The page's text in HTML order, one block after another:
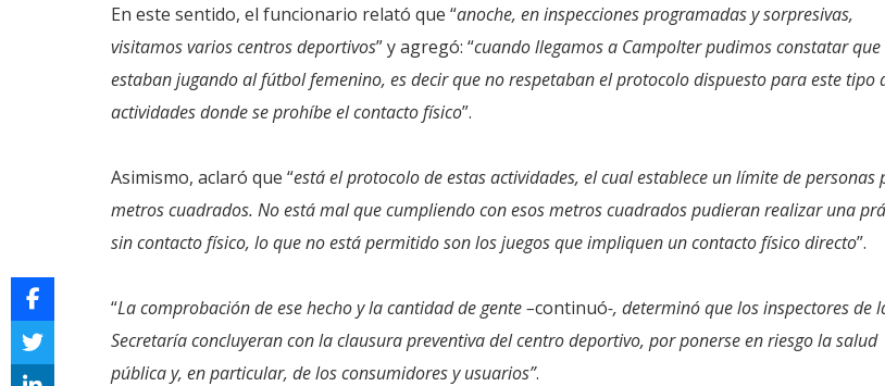
En este sentido, el funcionario relató que “anoche, en inspecciones programadas y sorpresivas,
visitamos varios centros deportivos” y agregó: “cuando llegamos a Campolter pudimos constatar que
estaban jugando al fútbol femenino, es decir que no respetaban el protocolo dispuesto para este tipo
actividades donde se prohíbe el contacto físico”.
Asimismo, aclaró que “está el protocolo de estas actividades, el cual establece un límite de personas
metros cuadrados. No está mal que cumpliendo con esos metros cuadrados pudieran realizar una
sin contacto físico, lo que no está permitido son los juegos que impliquen un contacto físico directo”.
“La comprobación de ese hecho y la cantidad de gente –continuó-, determinó que los inspectores de
Secretaría concluyeran con la clausura preventiva del centro deportivo, por ponerse en riesgo la salud
pública y, en particular, de los consumidores y usuarios”.